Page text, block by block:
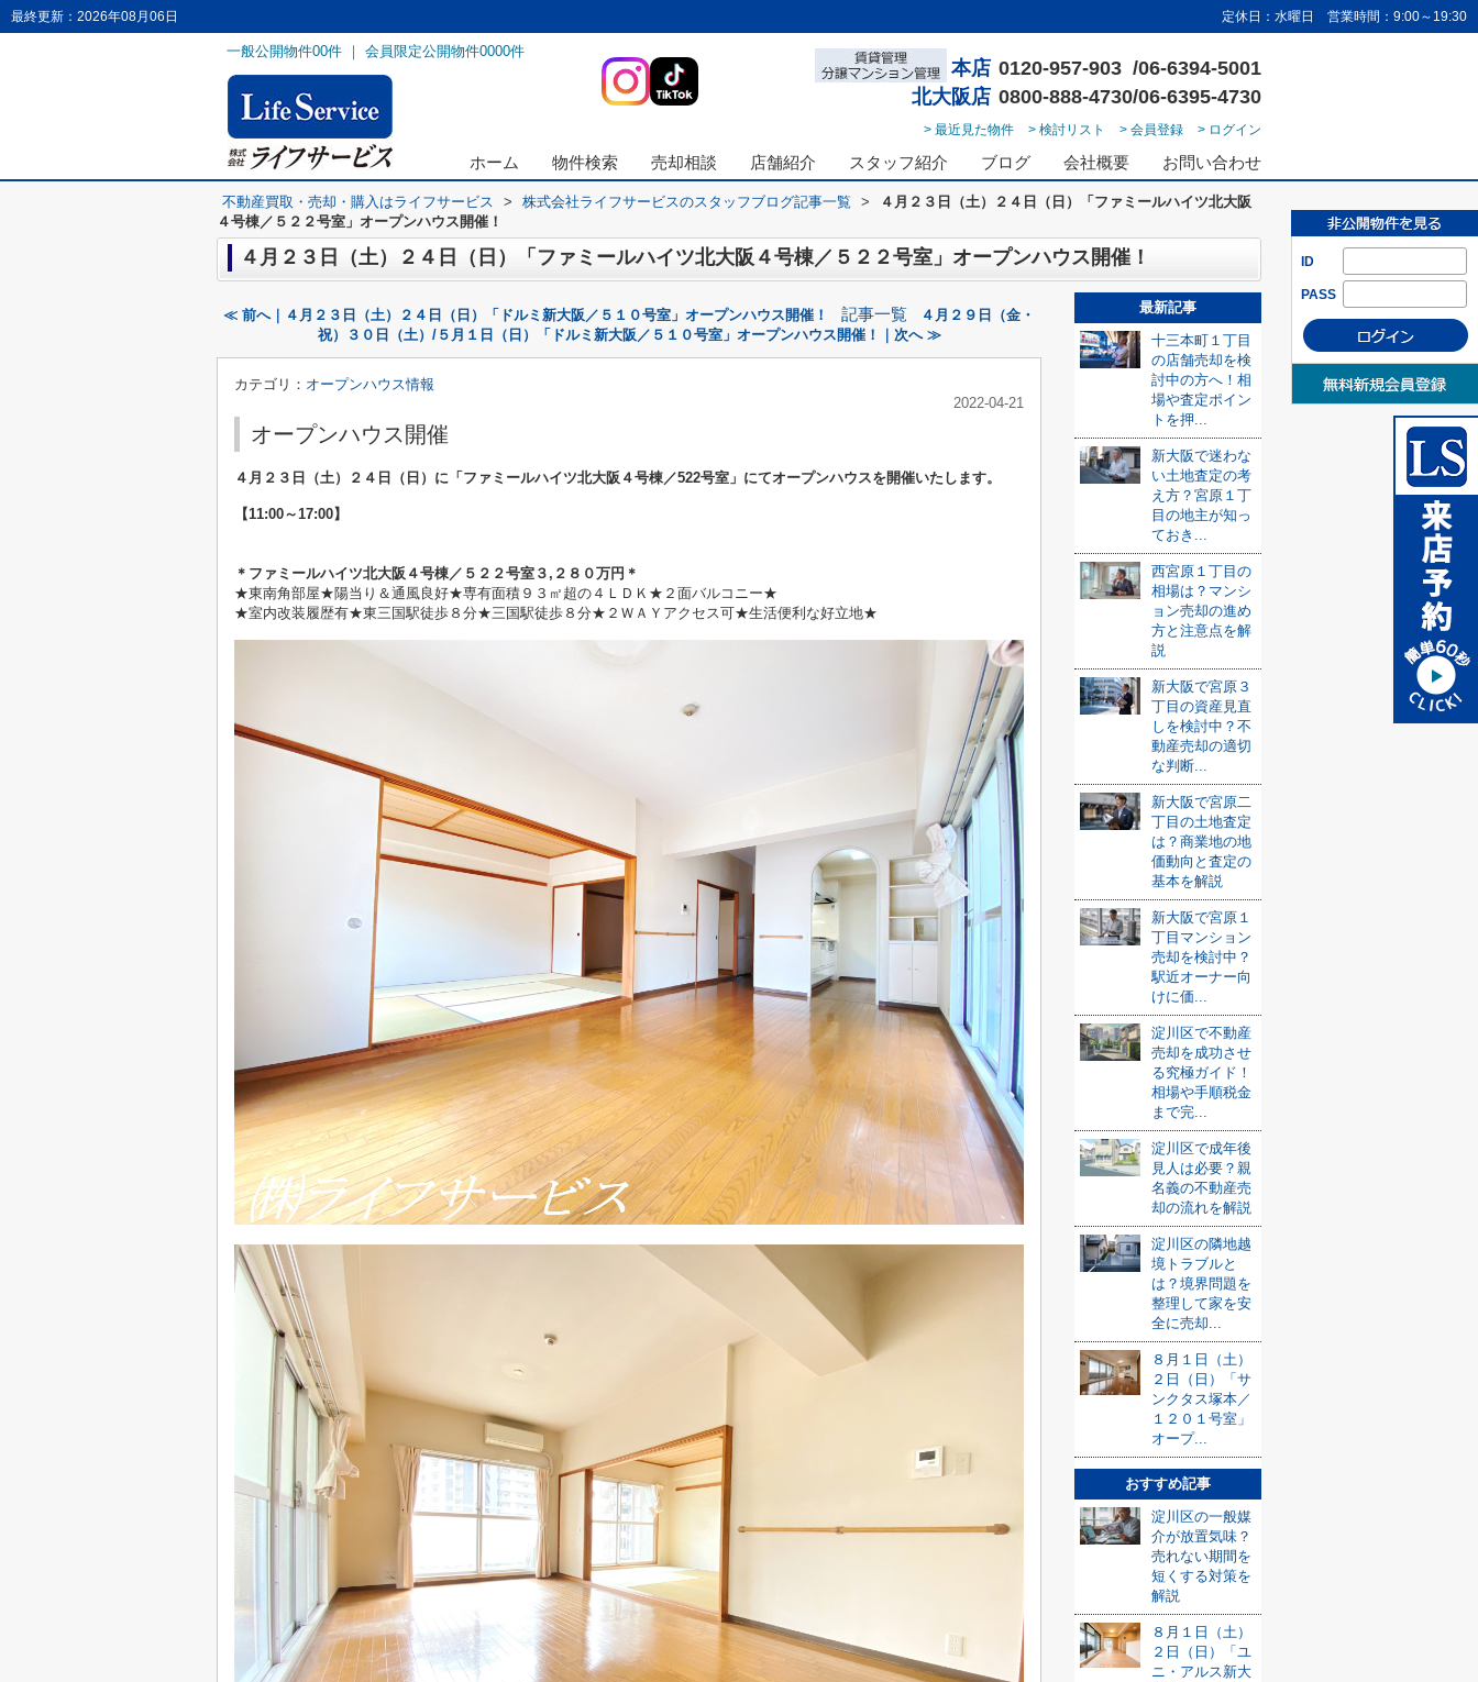
最終更新：2026年08月06日 定休日：水曜日 営業時間：9:00～19:30
一般公開物件00件 ｜ 会員限定公開物件0000件
本店 0120-957-903 /06-6394-5001
北大阪店 0800-888-4730/06-6395-4730
> 最近見た物件 > 検討リスト > 会員登録 > ログイン
ホーム 物件検索 売却相談 店舗紹介 スタッフ紹介 ブログ 会社概要 お問い合わせ
ID
PASS
不動産買取・売却・購入はライフサービス > 株式会社ライフサービスのスタッフブログ記事一覧 >
４月２３日（土）２４日（日）「ファミールハイツ北大阪
４号棟／５２２号室」オープンハウス開催！
４月２３日（土）２４日（日）「ファミールハイツ北大阪４号棟／５２２号室」オープンハウス開催！
≪ 前へ｜４月２３日（土）２４日（日）「ドルミ新大阪／５１０号室」オープンハウス開催！ 記事一覧
４月２９日（金・
祝）３０日（土）/５月１日（日）「ドルミ新大阪／５１０号室」オープンハウス開催！｜次へ ≫
カテゴリ： オープンハウス情報
2022-04-21
オープンハウス開催
４月２３日（土）２４日（日）に 「ファミールハイツ北大阪４号棟／522号室」 にてオープンハウスを開催いたします。
【11:00～17:00】
＊ファミールハイツ北大阪４号棟／５２２号室３ ,２８０万円 ＊
★東南角部屋★陽当り＆通風良好★専有面積９３㎡超の４ＬＤＫ★２面バルコニー★
★室内改装履歴有★東三国駅徒歩８分★三国駅徒歩８分★２ＷＡＹアクセス可★生活便利な好立地★
最新記事
十三本町１丁目
の店舗売却を検
討中の方へ！相
場や査定ポイン
トを押...
新大阪で迷わな
い土地査定の考
え方？宮原１丁
目の地主が知っ
ておき...
西宮原１丁目の
相場は？マンシ
ョン売却の進め
方と注意点を解
説
新大阪で宮原３
丁目の資産見直
しを検討中？不
動産売却の適切
な判断...
新大阪で宮原二
丁目の土地査定
は？商業地の地
価動向と査定の
基本を解説
新大阪で宮原１
丁目マンション
売却を検討中？
駅近オーナー向
けに価...
淀川区で不動産
売却を成功させ
る究極ガイド！
相場や手順税金
まで完...
淀川区で成年後
見人は必要？親
名義の不動産売
却の流れを解説
淀川区の隣地越
境トラブルと
は？境界問題を
整理して家を安
全に売却...
８月１日（土）
２日（日）「サ
ンクタス塚本／
１２０１号室」
オープ...
おすすめ記事
淀川区の一般媒
介が放置気味？
売れない期間を
短くする対策を
解説
８月１日（土）
２日（日）「ユ
ニ・アルス新大